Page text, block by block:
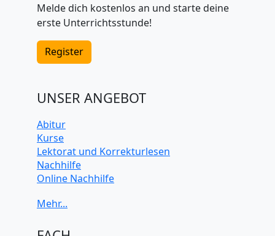
Melde dich kostenlos an und starte deine
erste Unterrichtsstunde!
Register
UNSER ANGEBOT
Abitur
Kurse
Lektorat und Korrekturlesen
Nachhilfe
Online Nachhilfe